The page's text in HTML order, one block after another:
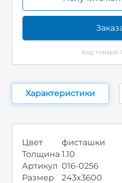
Код товара:
Характеристики
Цвет
фисташки
Толщина 1.10
Артикул 016-0256
Размер
243x3600